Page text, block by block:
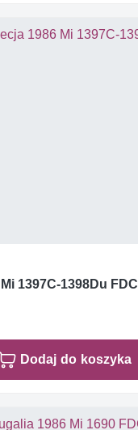
1397C-1398Du FDC
Dodaj do koszyka